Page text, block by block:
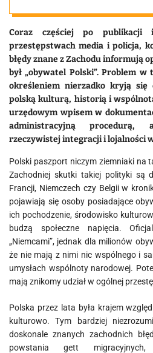
Coraz częściej po publikacji
przestępstwach media i policja,
błędy znane z Zachodu informują
był „obywatel Polski”. Problem
określeniem nierzadko kryją się
polską kulturą, historią i
urzędowym wpisem w
administracyjną procedurą,
rzeczywistej integracji i lojalności
Polski paszport niczym ziemniaki na
Zachodniej skutki takiej polityki są
Francji, Niemczech czy Belgii w
pojawiają się osoby posiadające
ich pochodzenie, środowisko
budzą społeczne napięcia.
„Niemcami”, jednak dla milionów
że nie mają z nimi nic wspólnego i
umysłach wspólnoty narodowej.
mają znikomy udział w ogólnej
Polska przez lata była krajem
kulturowo. Tym bardziej
doskonale znanych zachodnich
powstania gett migracyjnych,